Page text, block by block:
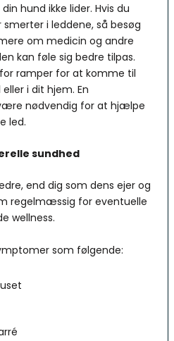
hund ikke lider. Hvis du
i leddene, så besøg
om medicin og andre
kan føle sig bedre tilpas.
ramper for at komme til
i dit hjem. En
nødvendig for at hjælpe
led.
sundhed
end dig som dens ejer og
regelmæssig for eventuelle
wellness.
som følgende: